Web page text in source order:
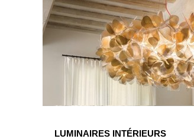
LUMINAIRES INTÉRIEURS